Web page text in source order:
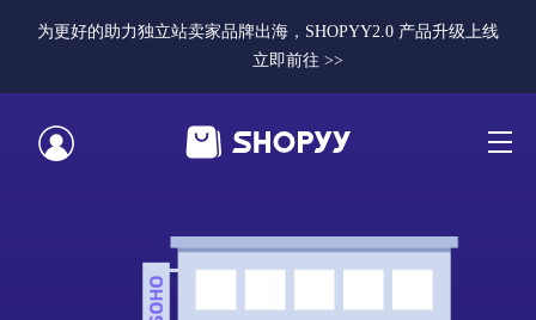
为更好的助力独立站卖家品牌出海，SHOPYY2.0 产品升级上线
立即前往 >>